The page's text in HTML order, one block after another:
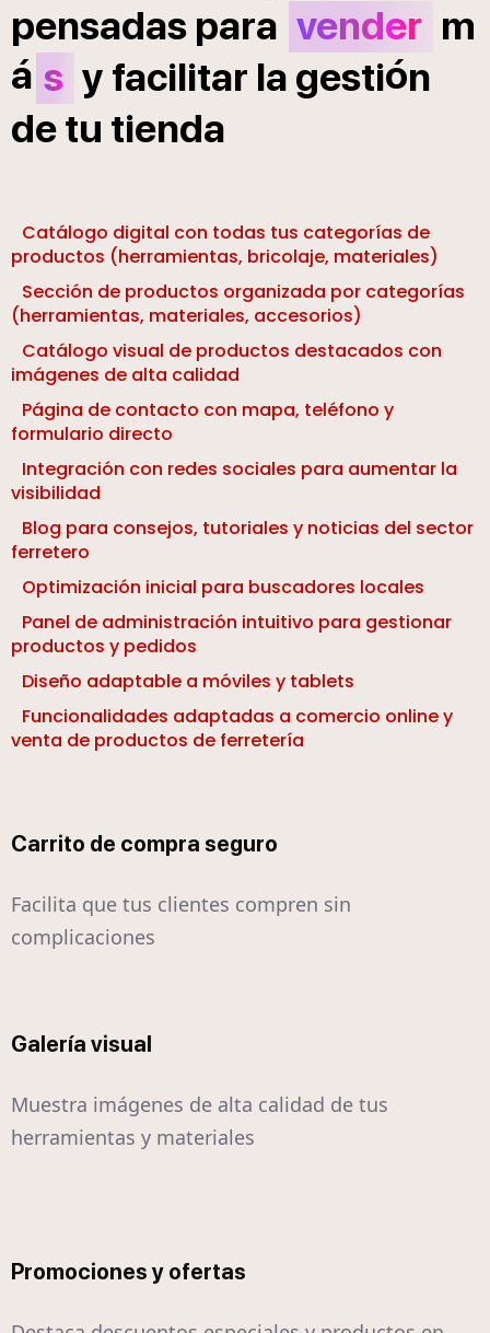
pensadas para vender m
á s y facilitar la gestión
detu tienda
Catálogo digital con todas tus categorías de
productos (herramientas, bricolaje, materiales)
Sección de productos organizada por categorías
(herramientas, materiales, accesorios)
Catálogo visual de productos destacados con
imágenes de alta calidad
Página de contacto con mapa, teléfono y
formulario directo
Integración con redes sociales para aumentar la
visibilidad
Blog para consejos, tutoriales y noticias del sector
ferretero
Optimización inicial para buscadores locales
Panel de administración intuitivo para gestionar
productos y pedidos
Diseño adaptable a móviles y tablets
Funcionalidades adaptadas a comercio online y
venta de productos de ferretería
Carrito de compra seguro
Facilita que tus clientes compren sin
complicaciones
Galería visual
Muestra imágenes de alta calidad de tus
herramientas y materiales
Promociones y ofertas